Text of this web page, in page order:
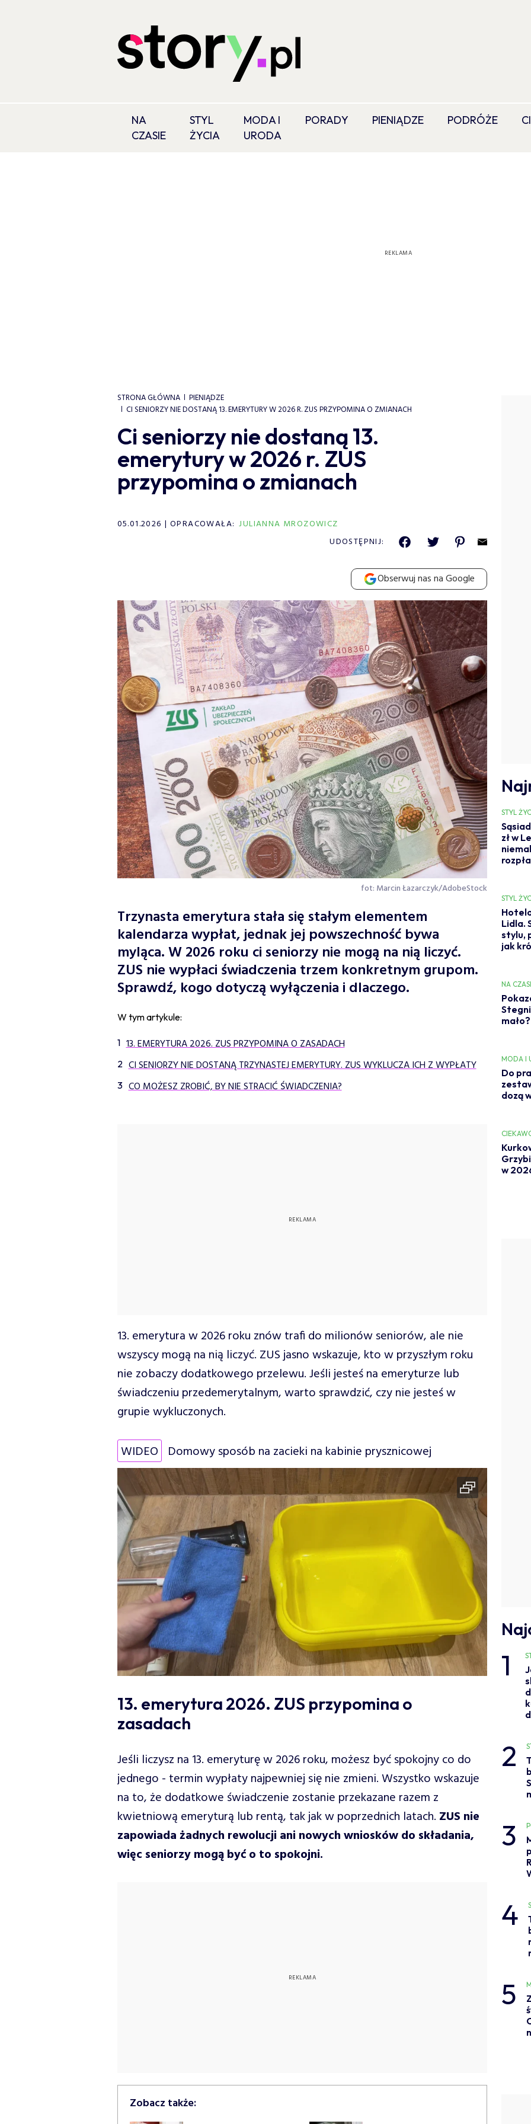
NA
CZASIE
STYL
ŻYCIA
MODA I
URODA
PORADY PIENIĄDZE PODRÓŻE
STRONA GŁÓWNA
PIENIĄDZE
CI SENIORZY NIE DOSTANĄ 13. EMERYTURY W 2026 R. ZUS PRZYPOMINA O ZMIANACH
Ci seniorzy nie dostaną 13.
emerytury w 2026 r. ZUS
przypomina o zmianach
05.01.2026 OPRACOWAŁA: JULIANNA MROZOWICZ
UDOSTĘPNIJ:
Obserwuj nas na Google
fot: Marcin Łazarczyk/AdobeStock
Trzynasta emerytura stała się stałym elementem
kalendarza wypłat, jednak jej powszechność bywa
myląca. W 2026 roku ci seniorzy nie mogą na nią liczyć.
ZUS nie wypłaci świadczenia trzem konkretnym grupom.
Sprawdź, kogo dotyczą wyłączenia i dlaczego.
W tym artykule:
13. EMERYTURA 2026. ZUS PRZYPOMINA O ZASADACH
CI SENIORZY NIE DOSTANĄ TRZYNASTEJ EMERYTURY. ZUS WYKLUCZA ICH Z WYPŁATY
CO MOŻESZ ZROBIĆ, BY NIE STRACIĆ ŚWIADCZENIA?
13. emerytura w 2026 roku znów trafi do milionów seniorów, ale nie
wszyscy mogą na nią liczyć. ZUS jasno wskazuje, kto w przyszłym roku
nie zobaczy dodatkowego przelewu. Jeśli jesteś na emeryturze lub
świadczeniu przedemerytalnym, warto sprawdzić, czy nie jesteś w
grupie wykluczonych.
WIDEO Domowy sposób na zacieki na kabinie prysznicowej
13. emerytura 2026. ZUS przypomina o
zasadach
Jeśli liczysz na 13. emeryturę w 2026 roku, możesz być spokojny co do
jednego - termin wypłaty najpewniej się nie zmieni. Wszystko wskazuje
na to, że dodatkowe świadczenie zostanie przekazane razem z
kwietniową emeryturą lub rentą, tak jak w poprzednich latach. ZUS nie
zapowiada żadnych rewolucji ani nowych wniosków do składania,
więc seniorzy mogą być o to spokojni.
Zobacz także:
STYL
zł w
STYL
Lidla.
stylu,
jak
NA
MODA I
Do
dozą
w
1
2
3
4
5